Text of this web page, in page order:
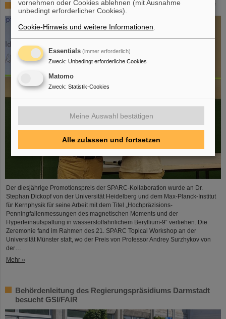
SPARC-Promotionspreis 2024 geht an Dr. Stefan Dickopf
Der diesjährige Promotionspreis der SPARC-Kollaboration wurde an Dr.
Stephan Dickopf von der Universität Heidelberg und dem Max-Planck-Institut
für Kernphysik für seine Arbeit mit dem Titel „Hochpräzisions-
Penningfallenmessungen des magnetischen Moments und der
Hyperfeinaufspaltung in wasserstoffähnlichem Beryllium-9“ verliehen. Die
Zeremonie fand im Rahmen des 21. SPARC Topical Workshop an der
Universität Münster statt, wo der Preis von Professor Andrey Surzhykov von
der…
Mehr »
Behördenleitung des Regierungspräsidiums Darmstadt
besucht GSI/FAIR
vornehmen oder Cookies ablehnen (mit Ausnahme
unbedingt erforderlicher Cookies).
Cookie-Hinweis und weitere Informationen
Essentials (immer erforderlich)
Zweck: Unbedingt erforderliche Cookies
Matomo
Zweck: Statistik-Cookies
Meine Auswahl bestätigen
Alle zulassen und fortsetzen